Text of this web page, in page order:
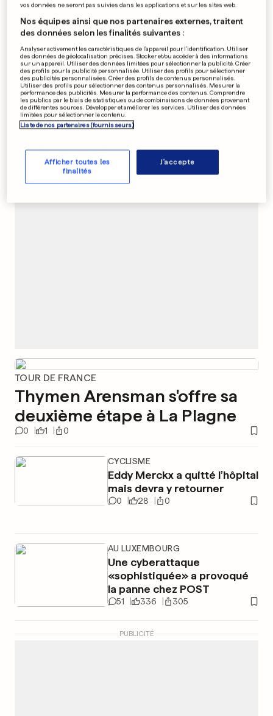
J0 2024
Mbappé dément avoir voulu
être le dernier porteur de la
flamme
1 23 0
BUS AU LUXEMBOURG
Un syndicat mixte État-
communes pour diriger le
6
TOUR DE FRANCE
Thymen Arensman s'offre sa
deuxième étape à La Plagne
0 1 0
CYCLISME
Eddy Merckx a quitté l’hôpital
mais devra y retourner
0 28 0
AU LUXEMBOURG
Une cyberattaque
«sophistiquée» a provoqué
la panne chez POST
51 336 305
PUBLICITÉ
vos données ne seront pas suivies dans les applications et sur les sites web.
Nos équipes ainsi que nos partenaires externes, traitent
des données selon les finalités suivantes :
Analyser activement les caractéristiques de l’appareil pour l’identification. Utiliser
des données de géolocalisation précises. Stocker et/ou accéder à des informations
sur un appareil. Utiliser des données limitées pour sélectionner la publicité. Créer
des profils pour la publicité personnalisée. Utiliser des profils pour sélectionner
des publicités personnalisées. Créer des profils de contenus personnalisés.
Utiliser des profils pour sélectionner des contenus personnalisés. Mesurer la
performance des publicités. Mesurer la performance des contenus. Comprendre
les publics par le biais de statistiques ou de combinaisons de données provenant
de différentes sources. Développer et améliorer les services. Utiliser des données
limitées pour sélectionner le contenu.
Liste de nos partenaires (fournisseurs)
Afficher toutes les
finalités
J'accepte